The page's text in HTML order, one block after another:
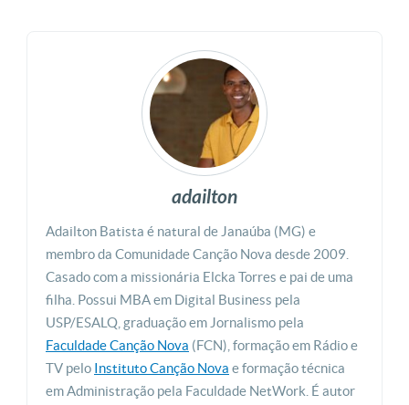
adailton
Adailton Batista é natural de Janaúba (MG) e
membro da Comunidade Canção Nova desde 2009.
Casado com a missionária Elcka Torres e pai de uma
filha. Possui MBA em Digital Business pela
USP/ESALQ, graduação em Jornalismo pela
Faculdade Canção Nova (FCN), formação em Rádio e
TV pelo Instituto Canção Nova e formação técnica
em Administração pela Faculdade NetWork. É autor